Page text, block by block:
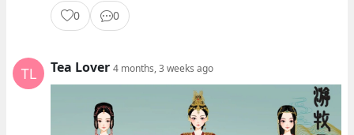
0 0
Tea Lover 4 months, 3 weeks ago